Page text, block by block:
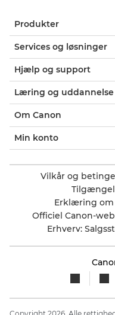
Produkter
Services og løsninger
Hjælp og support
Læring og uddannelse
Om Canon
Min konto
Vilkår og
Erklæring om
Officiel Canon-
Erhverv: